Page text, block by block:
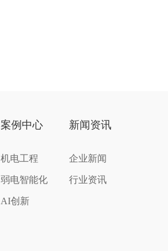
案例中心
机电工程
弱电智能化
AI创新
新闻资讯
企业新闻
行业资讯